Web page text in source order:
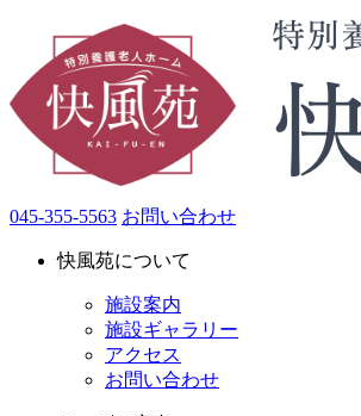
045-355-5563 お問い合わせ
快風苑について
施設案内
施設ギャラリー
アクセス
お問い合わせ